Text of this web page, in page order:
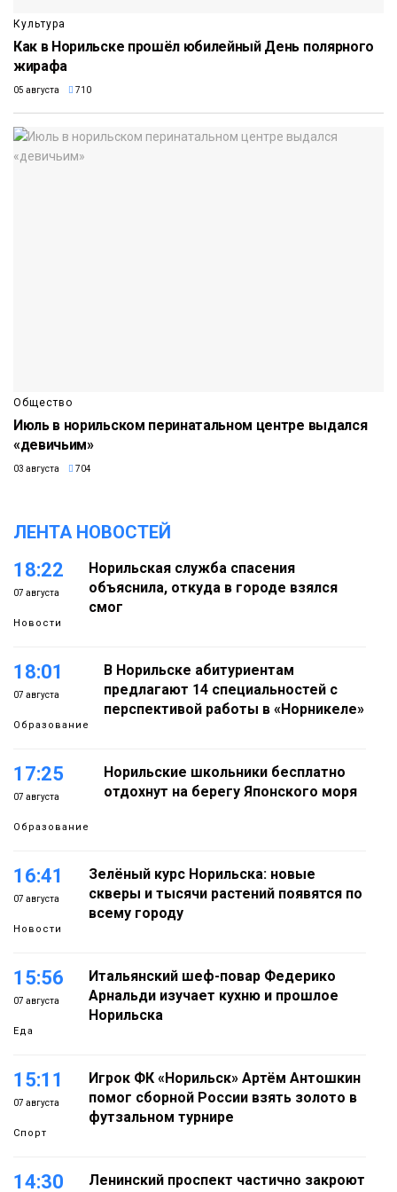
Культура
Как в Норильске прошёл юбилейный День полярного
жирафа
05 августа 710
Общество
Июль в норильском перинатальном центре выдался
«девичьим»
03 августа 704
ЛЕНТА НОВОСТЕЙ
18:22
07 августа
Новости
Норильская служба спасения
объяснила, откуда в городе взялся
смог
18:01
07 августа
Образование
В Норильске абитуриентам
предлагают 14 специальностей с
перспективой работы в «Норникеле»
17:25
07 августа
Образование
Норильские школьники бесплатно
отдохнут на берегу Японского моря
16:41
07 августа
Новости
Зелёный курс Норильска: новые
скверы и тысячи растений появятся по
всему городу
15:56
07 августа
Еда
Итальянский шеф-повар Федерико
Арнальди изучает кухню и прошлое
Норильска
15:11
07 августа
Спорт
Игрок ФК «Норильск» Артём Антошкин
помог сборной России взять золото в
футзальном турнире
14:30
Ленинский проспект частично закроют